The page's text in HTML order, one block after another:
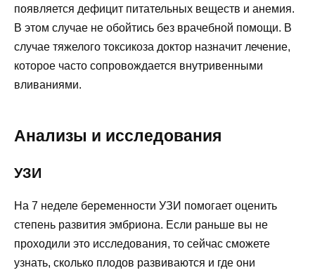
появляется дефицит питательных веществ и анемия.
В этом случае не обойтись без врачебной помощи. В
случае тяжелого токсикоза доктор назначит лечение,
которое часто сопровождается внутривенными
вливаниями.
Анализы и исследования
УЗИ
На 7 неделе беременности УЗИ помогает оценить
степень развития эмбриона. Если раньше вы не
проходили это исследования, то сейчас сможете
узнать, сколько плодов развиваются и где они